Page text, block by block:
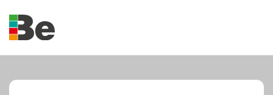
Skip to main content